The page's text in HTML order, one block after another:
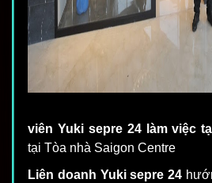
viên Yuki sepre 24 làm việc
tại Tòa nhà Saigon Centre
Liên doanh Yuki sepre 24